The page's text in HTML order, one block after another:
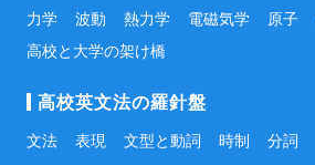
力学 波動 熱力学 電磁気学 原子
高校と大学の架け橋
高校英文法の羅針盤
文法 表現 文型と動詞 時制 分詞